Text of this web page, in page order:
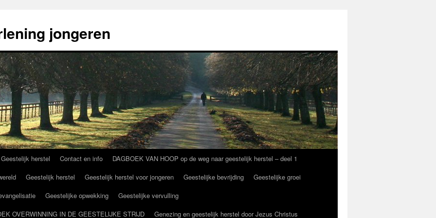
jongeren
herstel Contact en info
DAGBOEK VAN HOOP op de weg naar geestelijk herstel – deel 1
Geestelijk herstel Geestelijk herstel voor jongeren Geestelijke bevrijding
Geestelijke groei
Geestelijke opwekking
Geestelijke vervulling
OVERWINNING IN DE GEESTELIJKE STRIJD
Genezing en geestelijk herstel door Jezus Christus